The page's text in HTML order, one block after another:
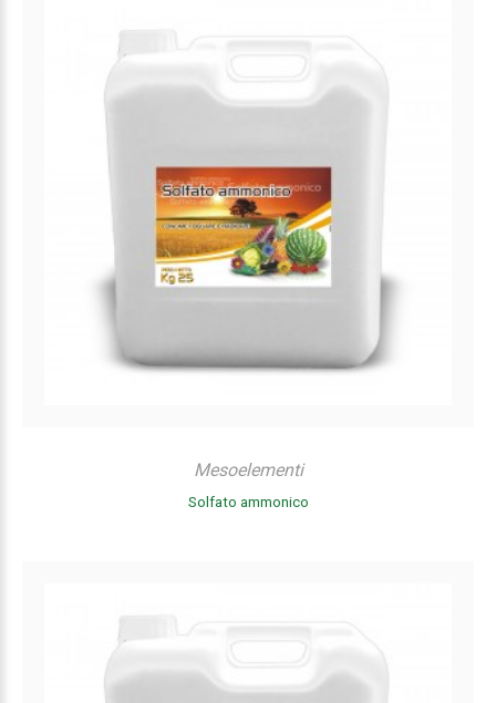
Mesoelementi
Solfato ammonico